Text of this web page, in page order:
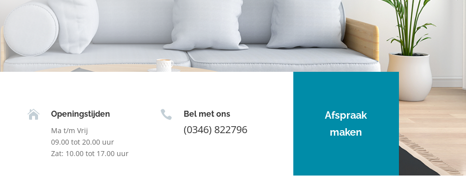

Openingstijden
Ma t/m Vrij
09.00 tot 20.00 uur
Zat: 10.00 tot 17.00 uur
 Bel met ons
(0346) 822796
Afspraak
maken